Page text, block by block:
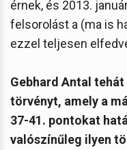
érnek, és 2013.
felsorolást a (ma is
ezzel teljesen
Gebhard Antal
törvényt, amely a
37-41. pontokat
valószínűleg ilyen